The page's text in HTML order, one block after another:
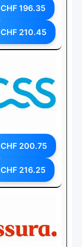
CHF 196.35
CHF 210.45
CHF 200.75
CHF 216.25